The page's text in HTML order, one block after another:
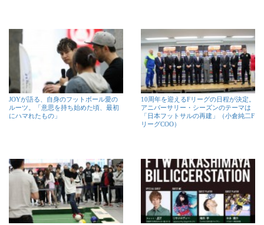
JOYが語る、自身のフットボール愛の
ルーツ。「意思を持ち始めた頃、最初
にハマれたもの」
10周年を迎えるFリーグの日程が決定。
アニバーサリー・シーズンのテーマは
「日本フットサルの再建」（小倉純二F
リーグCOO）